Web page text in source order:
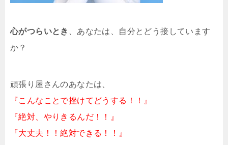
心がつらいとき
、あなたは、自分とどう接しています
か？
頑張り屋さんのあなたは、
『こんなことで挫けてどうする！！』
『絶対、やりきるんだ！！』
『大丈夫！！絶対できる！！』